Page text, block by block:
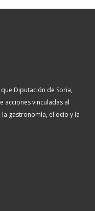
Diputación de Soria,
acciones vinculadas al
gastronomía, el ocio y la